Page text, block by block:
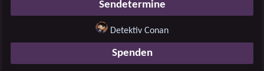
Sendetermine
Detektiv Conan
Spenden